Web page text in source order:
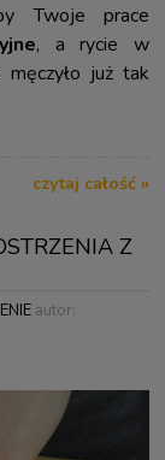
Twoje prace
, a rycie w
już tak
czytaj całość »
Z
autor: